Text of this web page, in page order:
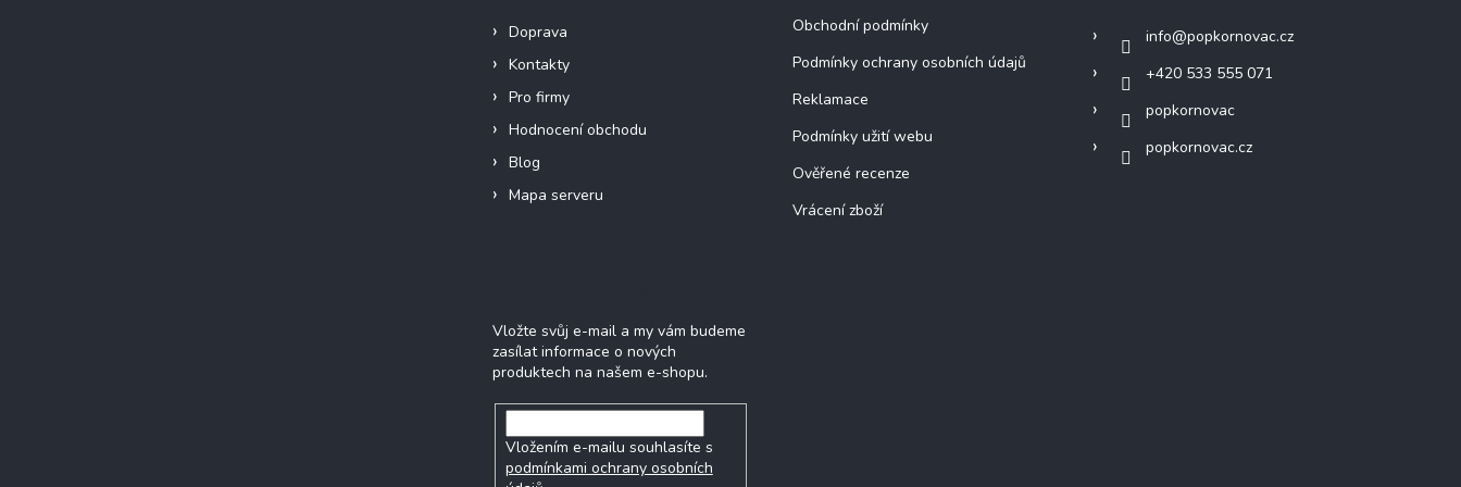
Doprava
Kontakty
Pro firmy
Hodnocení obchodu
Blog
Mapa serveru
Obchodní podmínky
Podmínky ochrany osobních údajů
Reklamace
Podmínky užití webu
Ověřené recenze
Vrácení zboží
info@popkornovac.cz
+420 533 555 071
popkornovac
popkornovac.cz
Vložte svůj e-mail a my vám budeme
zasílat informace o nových
produktech na našem e-shopu.
Vložením e-mailu souhlasíte s
podmínkami ochrany osobních